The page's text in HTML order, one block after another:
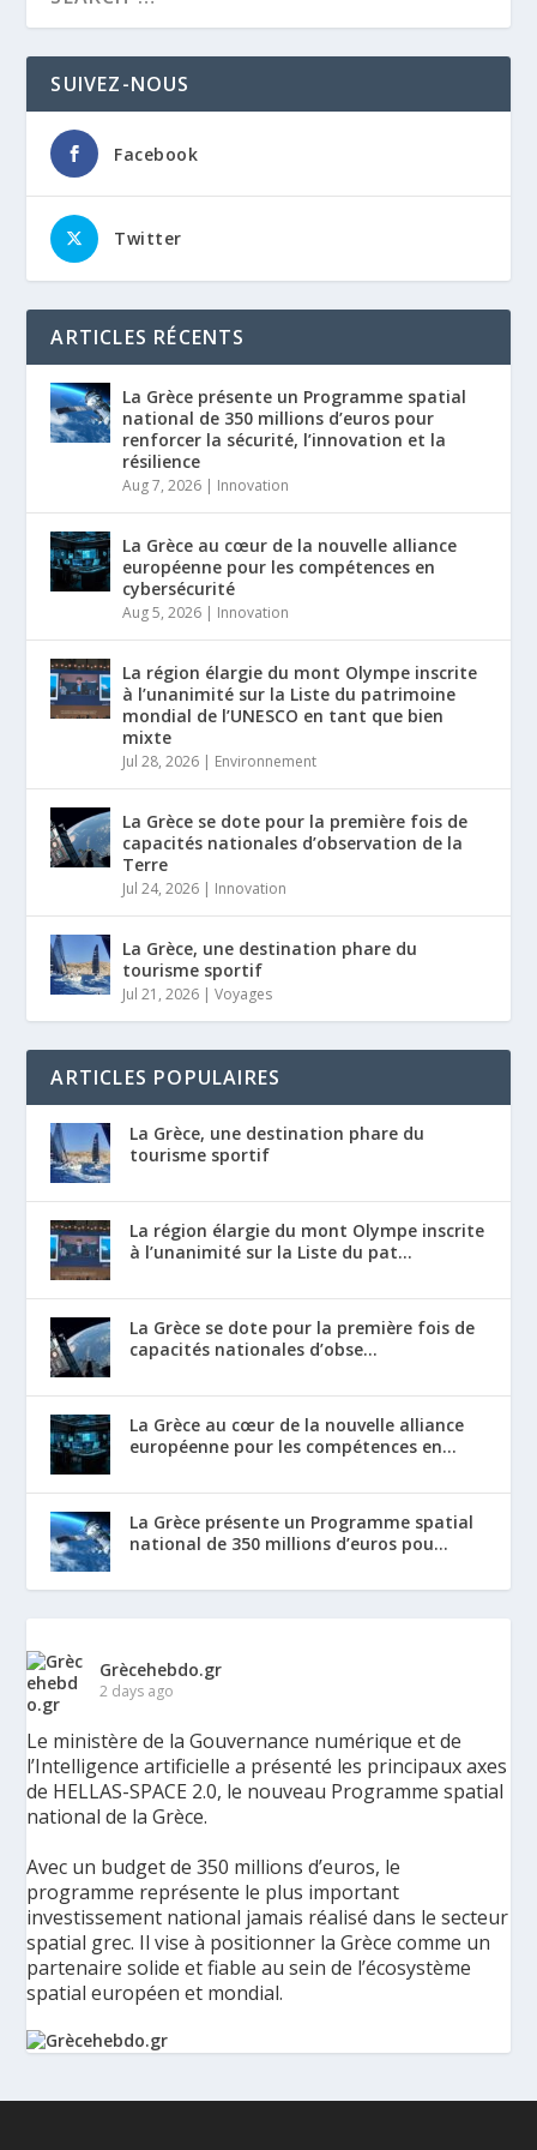
SUIVEZ-NOUS
Facebook
Twitter
ARTICLES RÉCENTS
La Grèce présente un Programme spatial
national de 350 millions d’euros pour
renforcer la sécurité, l’innovation et la
résilience
Aug 7, 2026 | Innovation
La Grèce au cœur de la nouvelle alliance
européenne pour les compétences en
cybersécurité
Aug 5, 2026 | Innovation
La région élargie du mont Olympe inscrite
à l’unanimité sur la Liste du patrimoine
mondial de l’UNESCO en tant que bien
mixte
Jul 28, 2026 | Environnement
La Grèce se dote pour la première fois de
capacités nationales d’observation de la
Terre
Jul 24, 2026 | Innovation
La Grèce, une destination phare du
tourisme sportif
Jul 21, 2026 |Voyages
ARTICLES POPULAIRES
La Grèce, une destination phare du
tourisme sportif
La région élargie du mont Olympe inscrite
à l’unanimité sur la Liste du pat...
La Grèce se dote pour la première fois de
capacités nationales d’obse...
La Grèce au cœur de la nouvelle alliance
européenne pour les compétences en...
La Grèce présente un Programme spatial
national de 350 millions d’euros pou...
Grècehebdo.gr
2 days ago
Le ministère de la Gouvernance numérique et de
l’Intelligence artificielle a présenté les principaux axes
de HELLAS-SPACE 2.0, le nouveau Programme spatial
national de la Grèce.
Avec un budget de 350 millions d’euros, le
programme représente le plus important
investissement national jamais réalisé dans le secteur
spatial grec. Il vise à positionner la Grèce comme un
partenaire solide et fiable au sein de l’écosystème
spatial européen et mondial.
350 millions d’euros pour renforcer la sécurité,